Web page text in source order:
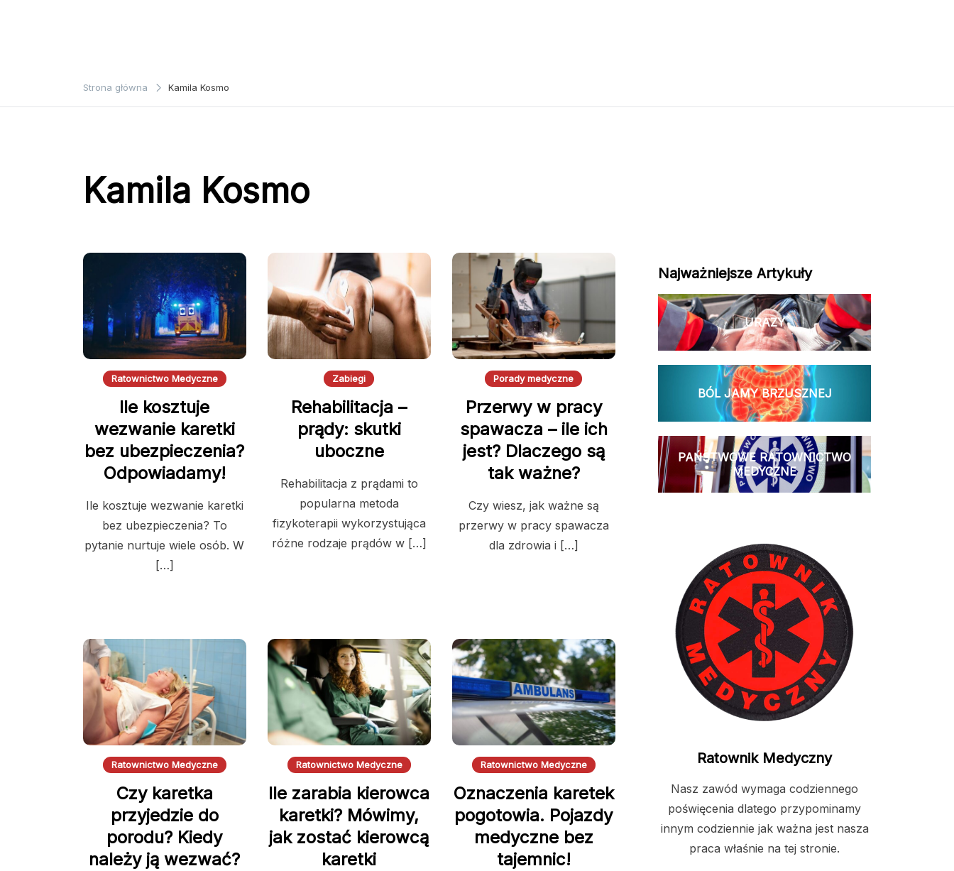
Strona główna Kamila Kosmo
Kamila Kosmo
Ratownictwo Medyczne
Ile kosztuje
wezwanie karetki
bez ubezpieczenia?
Odpowiadamy!
Ile kosztuje wezwanie karetki
bez ubezpieczenia? To
pytanie nurtuje wiele osób. W
[…]
Zabiegi
Rehabilitacja –
prądy: skutki
uboczne
Rehabilitacja z prądami to
popularna metoda
fizykoterapii wykorzystująca
różne rodzaje prądów w […]
Porady medyczne
Przerwy w pracy
spawacza – ile ich
jest? Dlaczego są
tak ważne?
Czy wiesz, jak ważne są
przerwy w pracy spawacza
dla zdrowia i […]
Ratownictwo Medyczne
Czy karetka
przyjedzie do
porodu? Kiedy
należy ją wezwać?
Ratownictwo Medyczne
Ile zarabia kierowca
karetki? Mówimy,
jak zostać kierowcą
karetki
Ratownictwo Medyczne
Oznaczenia karetek
pogotowia. Pojazdy
medyczne bez
tajemnic!
Najważniejsze Artykuły
URAZY
BÓL JAMY BRZUSZNEJ
PAŃSTWOWE RATOWNICTWO
MEDYCZNE
Ratownik Medyczny
Nasz zawód wymaga codziennego
poświęcenia dlatego przypominamy
innym codziennie jak ważna jest nasza
praca właśnie na tej stronie.